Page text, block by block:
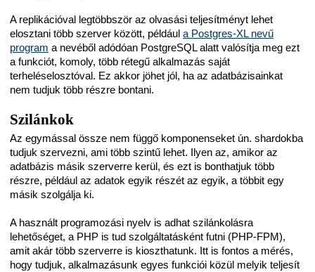
A replikációval legtöbbször az olvasási teljesítményt lehet
elosztani több szerver között, például a Postgres-XL nevű
program a nevéből adódóan PostgreSQL alatt valósítja meg ezt
a funkciót, komoly, több rétegű alkalmazás saját
terheléselosztóval. Ez akkor jöhet jól, ha az adatbázisainkat
nem tudjuk több részre bontani.
Szilánkok
Az egymással össze nem függő komponenseket ún. shardokba
tudjuk szervezni, ami több szintű lehet. Ilyen az, amikor az
adatbázis másik szerverre kerül, és ezt is bonthatjuk több
részre, például az adatok egyik részét az egyik, a többit egy
másik szolgálja ki.
A használt programozási nyelv is adhat szilánkolásra
lehetőséget, a PHP is tud szolgáltatásként futni (PHP-FPM),
amit akár több szerverre is kioszthatunk. Itt is fontos a mérés,
hogy tudjuk, alkalmazásunk egyes funkciói közül melyik teljesít